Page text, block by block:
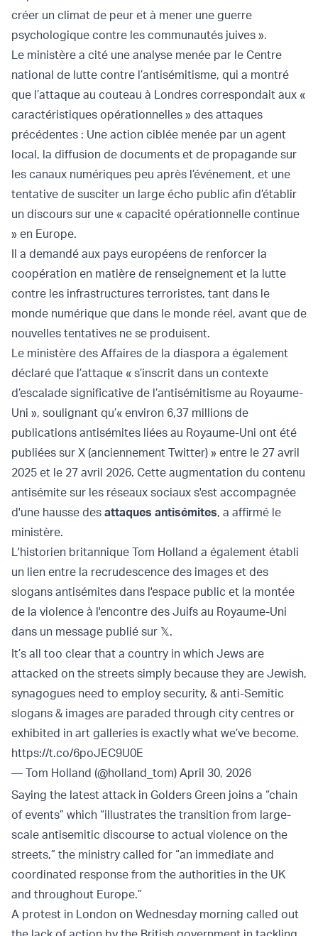
créer un climat de peur et à mener une guerre
psychologique contre les communautés juives ».
Le ministère a cité une analyse menée par le Centre
national de lutte contre l’antisémitisme, qui a montré
que l’attaque au couteau à Londres correspondait aux «
caractéristiques opérationnelles » des attaques
précédentes : Une action ciblée menée par un agent
local, la diffusion de documents et de propagande sur
les canaux numériques peu après l’événement, et une
tentative de susciter un large écho public afin d’établir
un discours sur une « capacité opérationnelle continue
» en Europe.
Il a demandé aux pays européens de renforcer la
coopération en matière de renseignement et la lutte
contre les infrastructures terroristes, tant dans le
monde numérique que dans le monde réel, avant que de
nouvelles tentatives ne se produisent.
Le ministère des Affaires de la diaspora a également
déclaré que l’attaque « s’inscrit dans un contexte
d’escalade significative de l’antisémitisme au Royaume-
Uni », soulignant qu’« environ 6,37 millions de
publications antisémites liées au Royaume-Uni ont été
publiées sur X (anciennement Twitter) » entre le 27 avril
2025 et le 27 avril 2026. Cette augmentation du contenu
antisémite sur les réseaux sociaux s'est accompagnée
d'une hausse des attaques antisémites, a affirmé le
ministère.
L'historien britannique Tom Holland a également établi
un lien entre la recrudescence des images et des
slogans antisémites dans l'espace public et la montée
de la violence à l'encontre des Juifs au Royaume-Uni
dans un message publié sur 𝕏.
It’s all too clear that a country in which Jews are
attacked on the streets simply because they are Jewish,
synagogues need to employ security, & anti-Semitic
slogans & images are paraded through city centres or
exhibited in art galleries is exactly what we’ve become.
https://t.co/6poJEC9U0E
— Tom Holland (@holland_tom) April 30, 2026
Saying the latest attack in Golders Green joins a “chain
of events” which “illustrates the transition from large-
scale antisemitic discourse to actual violence on the
streets,” the ministry called for “an immediate and
coordinated response from the authorities in the UK
and throughout Europe.”
A protest in London on Wednesday morning called out